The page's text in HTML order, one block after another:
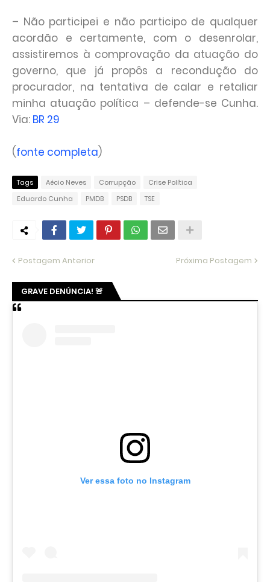
– Não participei e não participo de qualquer
acordão e certamente, com o desenrolar,
assistiremos à comprovação da atuação do
governo, que já propôs a recondução do
procurador, na tentativa de calar e retaliar
minha atuação política – defende-se Cunha.
Via: BR 29
(fonte completa)
Tags Aécio Neves Corrupção
Crise Política
Eduardo Cunha
PMDB PSDB TSE
Postagem Anterior Próxima Postagem
GRAVE DENÚNCIA! 🚨
Ver essa foto no Instagram